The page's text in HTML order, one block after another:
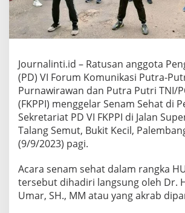
I
L
a
a
n
a
k
a
n
S
a
m
S
e
Journalinti.id – Ratusan anggota
(PD) VI Forum Komunikasi Putra-
Purnawirawan dan Putra Putri TNI/
(FKPPI) menggelar Senam Sehat di
Sekretariat PD VI FKPPI di Jalan
Talang Semut, Bukit Kecil,
(9/9/2023) pagi.
Acara senam sehat dalam rangka
tersebut dihadiri langsung oleh Dr.
Umar, SH., MM atau yang akrab